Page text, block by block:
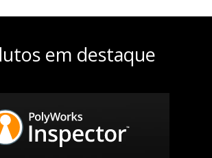
em destaque